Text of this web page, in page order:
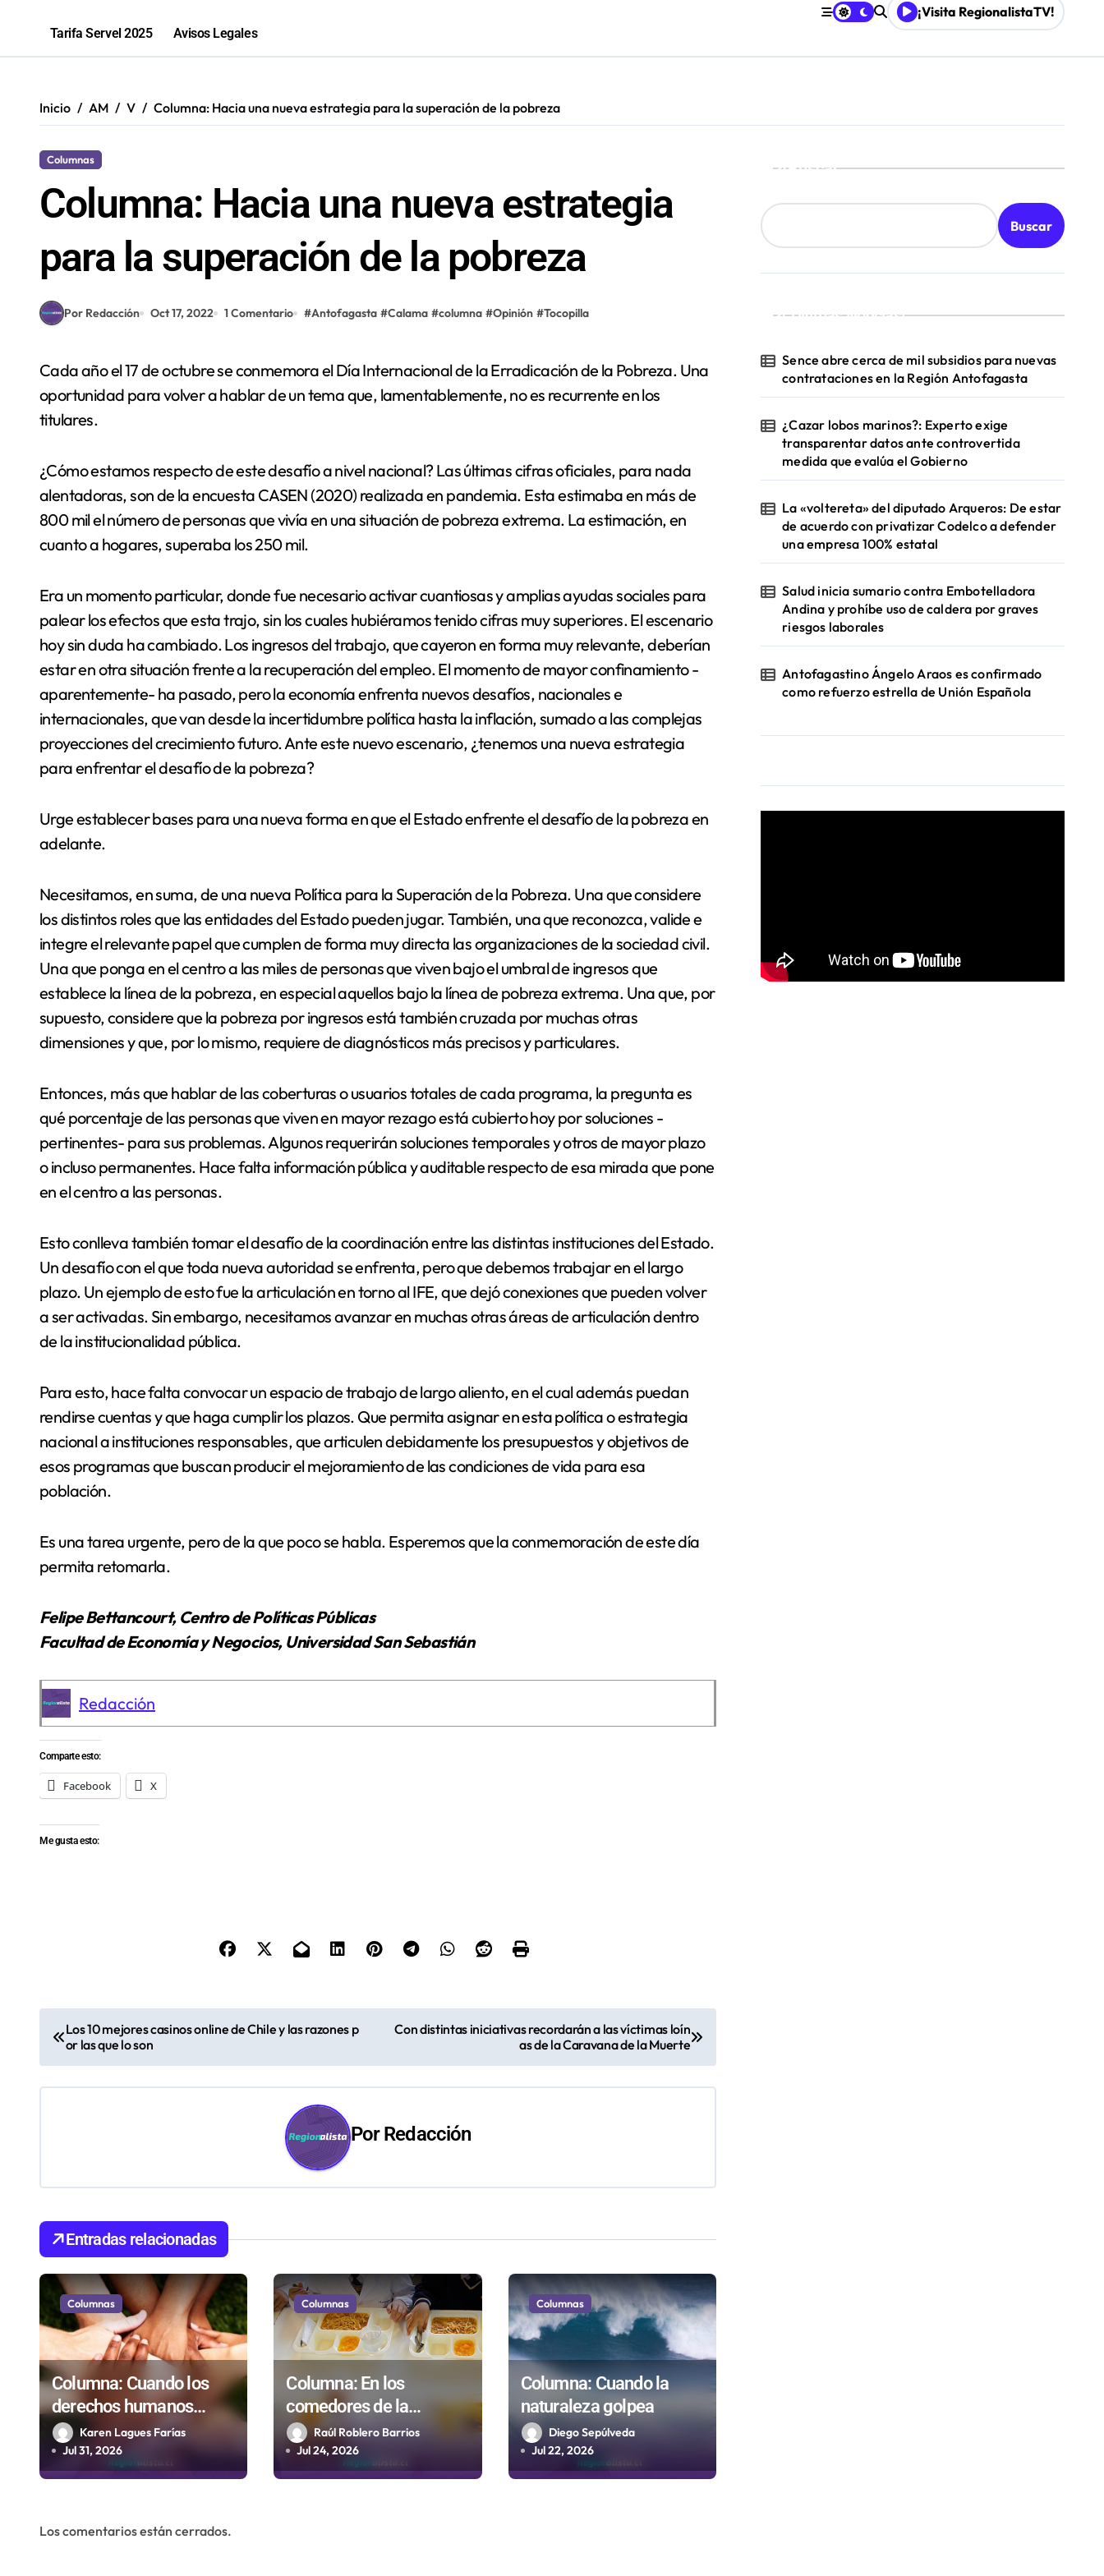
Sence abre cerca de mil subsidios para nuevas contrataciones en la Región Antofagasta
Tarifa Servel 2025 Avisos Legales
¡Visita RegionalistaTV!
Inicio AM V Columna: Hacia una nueva estrategia para la superación de la pobreza
Columnas
Columna: Hacia una nueva estrategia
para la superación de la pobreza
Por Redacción Oct 17, 2022 1 Comentario #Antofagasta #Calama #columna #Opinión #Tocopilla
Cada año el 17 de octubre se conmemora el Día Internacional de la Erradicación de la Pobreza. Una
oportunidad para volver a hablar de un tema que, lamentablemente, no es recurrente en los
titulares.
¿Cómo estamos respecto de este desafío a nivel nacional? Las últimas cifras oficiales, para nada
alentadoras, son de la encuesta CASEN (2020) realizada en pandemia. Esta estimaba en más de
800 mil el número de personas que vivía en una situación de pobreza extrema. La estimación, en
cuanto a hogares, superaba los 250 mil.
Era un momento particular, donde fue necesario activar cuantiosas y amplias ayudas sociales para
palear los efectos que esta trajo, sin los cuales hubiéramos tenido cifras muy superiores. El escenario
hoy sin duda ha cambiado. Los ingresos del trabajo, que cayeron en forma muy relevante, deberían
estar en otra situación frente a la recuperación del empleo. El momento de mayor confinamiento -
aparentemente- ha pasado, pero la economía enfrenta nuevos desafíos, nacionales e
internacionales, que van desde la incertidumbre política hasta la inflación, sumado a las complejas
proyecciones del crecimiento futuro. Ante este nuevo escenario, ¿tenemos una nueva estrategia
para enfrentar el desafío de la pobreza?
Urge establecer bases para una nueva forma en que el Estado enfrente el desafío de la pobreza en
adelante.
Necesitamos, en suma, de una nueva Política para la Superación de la Pobreza. Una que considere
los distintos roles que las entidades del Estado pueden jugar. También, una que reconozca, valide e
integre el relevante papel que cumplen de forma muy directa las organizaciones de la sociedad civil.
Una que ponga en el centro a las miles de personas que viven bajo el umbral de ingresos que
establece la línea de la pobreza, en especial aquellos bajo la línea de pobreza extrema. Una que, por
supuesto, considere que la pobreza por ingresos está también cruzada por muchas otras
dimensiones y que, por lo mismo, requiere de diagnósticos más precisos y particulares.
Entonces, más que hablar de las coberturas o usuarios totales de cada programa, la pregunta es
qué porcentaje de las personas que viven en mayor rezago está cubierto hoy por soluciones -
pertinentes- para sus problemas. Algunos requerirán soluciones temporales y otros de mayor plazo
o incluso permanentes. Hace falta información pública y auditable respecto de esa mirada que pone
en el centro a las personas.
Esto conlleva también tomar el desafío de la coordinación entre las distintas instituciones del Estado.
Un desafío con el que toda nueva autoridad se enfrenta, pero que debemos trabajar en el largo
plazo. Un ejemplo de esto fue la articulación en torno al IFE, que dejó conexiones que pueden volver
a ser activadas. Sin embargo, necesitamos avanzar en muchas otras áreas de articulación dentro
de la institucionalidad pública.
Para esto, hace falta convocar un espacio de trabajo de largo aliento, en el cual además puedan
rendirse cuentas y que haga cumplir los plazos. Que permita asignar en esta política o estrategia
nacional a instituciones responsables, que articulen debidamente los presupuestos y objetivos de
esos programas que buscan producir el mejoramiento de las condiciones de vida para esa
población.
Es una tarea urgente, pero de la que poco se habla. Esperemos que la conmemoración de este día
permita retomarla.
Felipe Bettancourt, Centro de Políticas Públicas
Facultad de Economía y Negocios, Universidad San Sebastián
Redacción
Comparte esto:
Facebook X
Me gusta esto:
a
v
a
c
i
ó
n
d
e
n
r
Los 10 mejores casinos online de Chile y las razones p
or las que lo son
Con distintas iniciativas recordarán a las víctimas loín
as de la Caravana de la Muerte
PorRedacción
Entradas relacionadas
Columnas
Columna: Cuando los
derechos humanos
incomodan
Karen Lagues Farías
Jul 31, 2026
Columnas
Columna: En los
comedores de la
educación pública no
hay cuchillos ni
tenedores
Raúl Roblero Barrios
Jul 24, 2026
Columnas
Columna: Cuando la
naturaleza golpea
Diego Sepúlveda
Jul 22, 2026
Los comentarios están cerrados.
Buscar
Buscar
¡Ultimas Noticias!
Sence abre cerca de mil subsidios para nuevas
contrataciones en la Región Antofagasta
¿Cazar lobos marinos?: Experto exige
transparentar datos ante controvertida
medida que evalúa el Gobierno
La «voltereta» del diputado Arqueros: De estar
de acuerdo con privatizar Codelco a defender
una empresa 100% estatal
Salud inicia sumario contra Embotelladora
Andina y prohíbe uso de caldera por graves
riesgos laborales
Antofagastino Ángelo Araos es confirmado
como refuerzo estrella de Unión Española